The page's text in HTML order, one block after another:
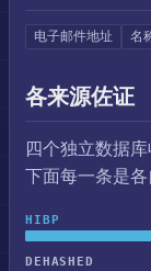
电子邮件地址 名
各来源佐证
四个独立数据
下面每一条是各
HIBP
DEHASHED